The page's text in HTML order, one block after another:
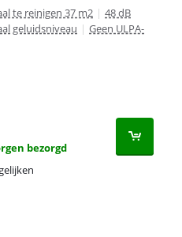
te reinigen 37 m2 | 48 dB
geluidsniveau | Geen ULPA-
bezorgd